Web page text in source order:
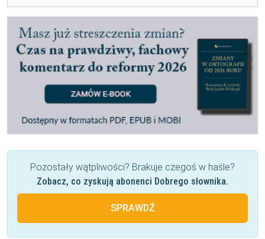
Pozostały wątpliwości? Brakuje czegoś w haśle?
Zobacz, co zyskują abonenci Dobrego słownika.
SPRAWDŹ